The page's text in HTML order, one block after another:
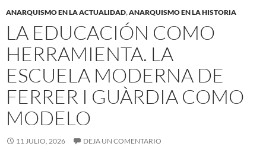
ANARQUISMO EN LA ACTUALIDAD,ANARQUISMO EN LA HISTORIA
LA EDUCACIÓN COMO
HERRAMIENTA. LA
ESCUELA MODERNA DE
FERRER I GUÀRDIA COMO
MODELO
11 JULIO, 2026 DEJA UN COMENTARIO